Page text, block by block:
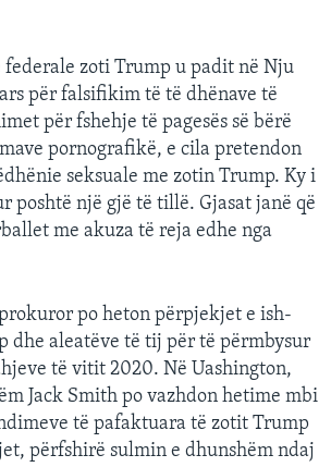
federale zoti Trump u padit në Nju
për falsifikim të të dhënave të
për fshehje të pagesës së bërë
pornografikë, e cila pretendon
seksuale me zotin Trump. Ky i
poshtë një gjë të tillë. Gjasat janë që
me akuza të reja edhe nga
po heton përpjekjet e ish-
dhe aleatëve të tij për të përmbysur
të vitit 2020. Në Uashington,
Jack Smith po vazhdon hetime mbi
të pafaktuara të zotit Trump
përfshirë sulmin e dhunshëm ndaj